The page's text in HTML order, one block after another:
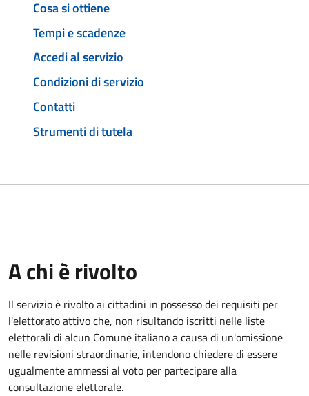
Cosa si ottiene
Tempi e scadenze
Accedi al servizio
Condizioni di servizio
Contatti
Strumenti di tutela
A chi è rivolto
Il servizio è rivolto ai cittadini in possesso dei requisiti per
l'elettorato attivo che, non risultando iscritti nelle liste
elettorali di alcun Comune italiano a causa di un'omissione
nelle revisioni straordinarie, intendono chiedere di essere
ugualmente ammessi al voto per partecipare alla
consultazione elettorale.